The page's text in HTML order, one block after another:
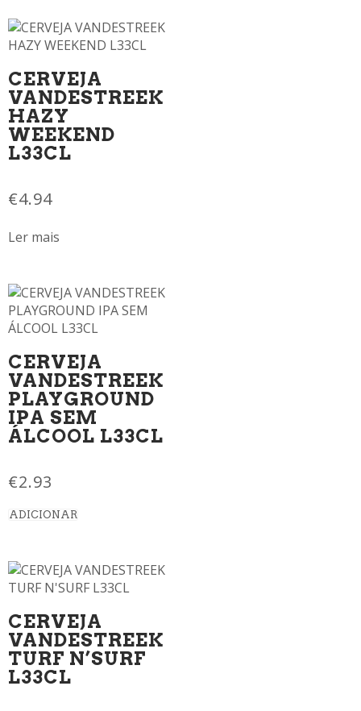
CERVEJA
VANDESTREEK
HAZY
WEEKEND
L33CL
€4.94
Ler mais
CERVEJA
VANDESTREEK
PLAYGROUND
IPA SEM
ÁLCOOL L33CL
€2.93
ADICIONAR
CERVEJA
VANDESTREEK
TURF N’SURF
L33CL